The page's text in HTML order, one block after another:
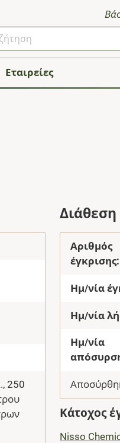
Εταιρείες
250
Αριθμός
έγκρισης:
Ημ/νία
Ημ/νία
Ημ/νία
Κάτοχος
Nisso